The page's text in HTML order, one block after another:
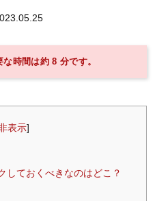
時間は約 8 分です。
表示]
しておくべきなのはどこ？